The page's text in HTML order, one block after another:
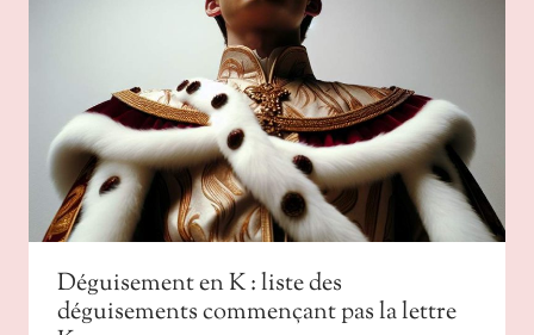
Déguisement en K : liste des
déguisements commençant pas la lettre